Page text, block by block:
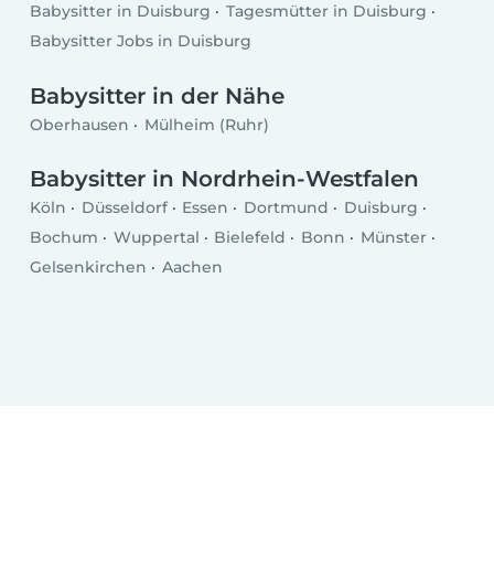
Babysitter in Duisburg
Tagesmütter in Duisburg
Babysitter Jobs in Duisburg
Babysitter in der Nähe
Oberhausen Mülheim (Ruhr)
Babysitter in Nordrhein-Westfalen
Köln Düsseldorf Essen Dortmund
Duisburg
Bochum
Wuppertal Bielefeld Bonn
Münster
Gelsenkirchen
Aachen